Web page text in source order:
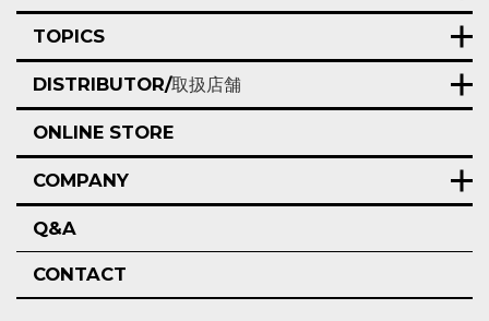
TOPICS
DISTRIBUTOR/取扱店舗
ONLINE STORE
COMPANY
Q&A
CONTACT